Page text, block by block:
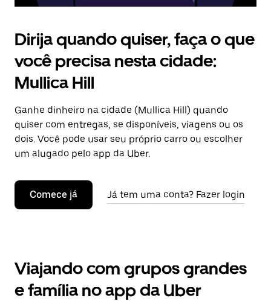
Dirija quando quiser, faça o que
você precisa nesta cidade:
Mullica Hill
Ganhe dinheiro na cidade (Mullica Hill) quando
quiser com entregas, se disponíveis, viagens ou os
dois. Você pode usar seu próprio carro ou escolher
um alugado pelo app da Uber.
Comece já Já tem uma conta? Fazer login
Viajando com grupos grandes
e família no app da Uber